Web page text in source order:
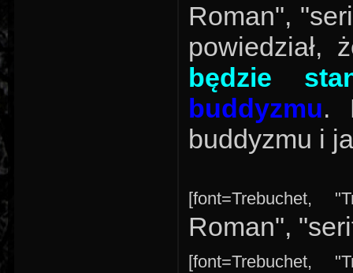
Roman",
powiedział,
będzie
buddyzmu.
buddyzmu i
[font=Trebuchet,
Roman",
[font=Trebuchet,